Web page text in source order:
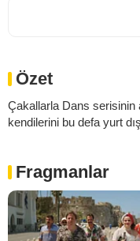
Özet
Çakallarla Dans serisinin
kendilerini bu defa yurt
Fragmanlar